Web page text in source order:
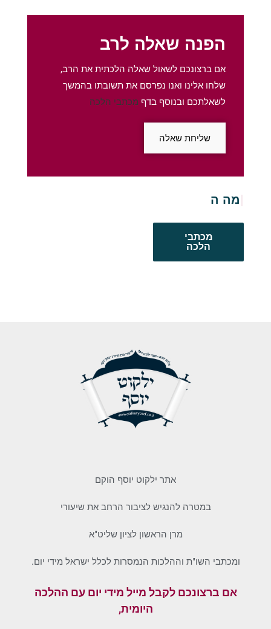
הפנה שאלה לרב
אם ברצונכם לשאול שאלה הלכתית את הרב,
שלחו אלינו ואנו נפרסם את תשובתו בהמשך
לשאלתכם ובנוסף בדף מכתבי הלכה
שליחת שאלה
מה הדין לגב
מכתבי
הלכה
אתר ילקוט יוסף הוקם
במטרה להנגיש לציבור הרחב את שיעורי
מרן הראשון לציון שליט"א
ומכתבי השו"ת וההלכות הנמסרות לכלל ישראל מידי יום.
אם ברצונכם לקבל מייל מידי יום עם ההלכה
היומית,